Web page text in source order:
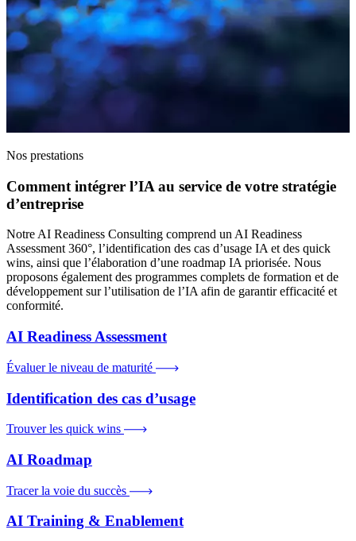
Nos prestations
Comment intégrer l’IA au service de votre stratégie
d’entreprise
Notre AI Readiness Consulting comprend un AI Readiness
Assessment 360°, l’identification des cas d’usage IA et des quick
wins, ainsi que l’élaboration d’une roadmap IA priorisée. Nous
proposons également des programmes complets de formation et de
développement sur l’utilisation de l’IA afin de garantir efficacité et
conformité.
AI Readiness Assessment
Évaluer le niveau de maturité
Identification des cas d’usage
Trouver les quick wins
AI Roadmap
Tracer la voie du succès
AI Training & Enablement